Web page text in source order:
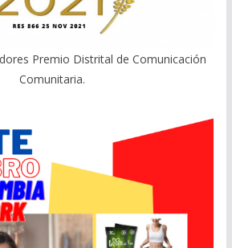
Premio Distrital de Comunicación
Comunitaria.